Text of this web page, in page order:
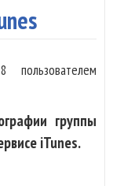
пользователем
группы
iTunes.